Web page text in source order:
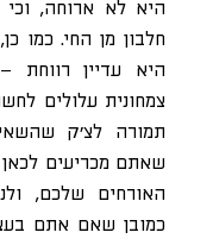
היא לא ארוחה,
חלבון מן החי. כמו
היא עדיין רווחת
צמחונית עלולים
תמורה לצ’ק
שאתם מכריעים לכאן
האורחים שלכם,
כמובן שאם אתם